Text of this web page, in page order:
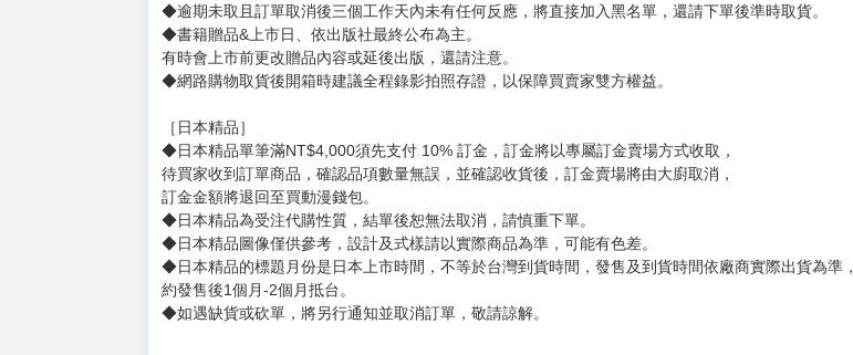
◆逾期未取且訂單取消後三個工作天內未有任何反應，將直接加入黑名單，還請下單後準時取貨。
◆書籍贈品&上市日、依出版社最終公布為主。
有時會上市前更改贈品內容或延後出版，還請注意。
◆網路購物取貨後開箱時建議全程錄影拍照存證，以保障買賣家雙方權益。
［日本精品］
◆日本精品單筆滿NT$4,000須先支付 10% 訂金，訂金將以專屬訂金賣場方式收取，
待買家收到訂單商品，確認品項數量無誤，並確認收貨後，訂金賣場將由大廚取消，
訂金金額將退回至買動漫錢包。
◆日本精品為受注代購性質，結單後恕無法取消，請慎重下單。
◆日本精品圖像僅供參考，設計及式樣請以實際商品為準，可能有色差。
◆日本精品的標題月份是日本上市時間，不等於台灣到貨時間，發售及到貨時間依廠商實際出貨為準，
約發售後1個月-2個月抵台。
◆如遇缺貨或砍單，將另行通知並取消訂單，敬請諒解。